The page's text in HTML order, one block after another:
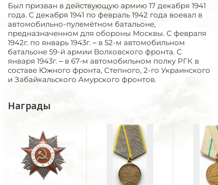
Был призван в действующую армию 17 декабря 1941
года. С декабря 1941 по февраль 1942 года воевал в
автомобильно-пулемётном батальоне,
предназначенном для обороны Москвы. С февраля
1942г. по январь 1943г. – в 52-м автомобильном
батальоне 59-й армии Волховского фронта. С
января 1943г. – в 67-м автомобильном полку РГК в
составе Южного фронта, Степного, 2-го Украинского
и Забайкальского Амурского фронтов.
Награды